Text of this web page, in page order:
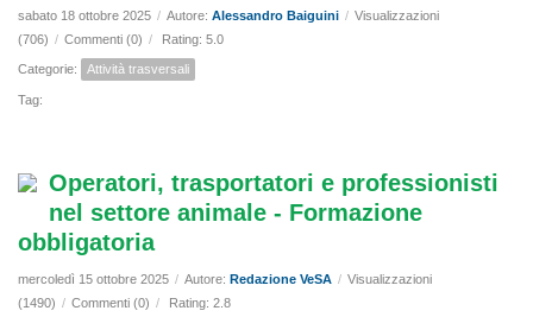
sabato 18 ottobre 2025 / Autore: Alessandro Baiguini / Visualizzazioni
(706) / Commenti (0) / Rating: 5.0
Categorie: Attività trasversali
Tag:
Operatori, trasportatori e professionisti
nel settore animale - Formazione
obbligatoria
mercoledì 15 ottobre 2025 / Autore: Redazione VeSA / Visualizzazioni
(1490) / Commenti (0) / Rating: 2.8